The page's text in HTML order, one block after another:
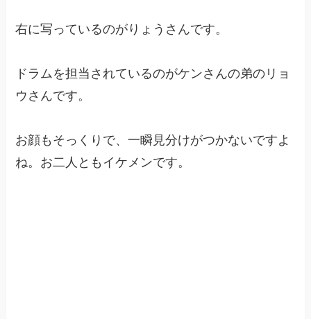
右に写っているのがりょうさんです。
ドラムを担当されているのがケンさんの弟のリョ
ウさんです。
お顔もそっくりで、一瞬見分けがつかないですよ
ね。お二人ともイケメンです。